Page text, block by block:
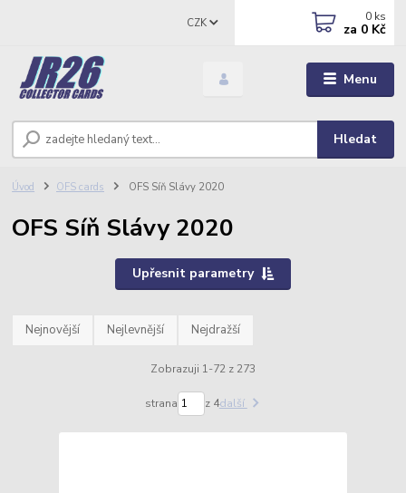
Menu
CZK
Hledat
0 ks
za 0 Kč
Úvod OFS cards OFS Síň Slávy 2020
OFS Síň Slávy 2020
Upřesnit parametry
Nejnovější Nejlevnější Nejdražší
Zobrazuji 1-72 z 273
strana z 4další